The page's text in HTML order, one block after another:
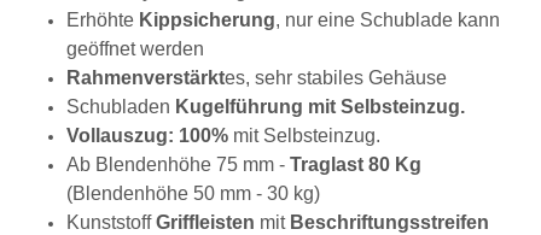
Erhöhte Kippsicherung, nur eine Schublade kann
geöffnet werden
Rahmenverstärktes, sehr stabiles Gehäuse
Schubladen Kugelführung mit Selbsteinzug.
Vollauszug: 100% mit Selbsteinzug.
Ab Blendenhöhe 75 mm - Traglast 80 Kg
(Blendenhöhe 50 mm - 30 kg)
KunststoffGriffleisten mit Beschriftungsstreifen